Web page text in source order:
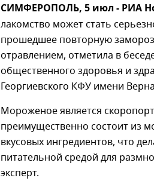
СИМФЕРОПОЛЬ, 5 июл - РИА
лакомство может стать
прошедшее повторную
отравлением, отметила в
общественного здоровья и
Георгиевского КФУ имени
Мороженое является
преимущественно состоит из
вкусовых ингредиентов, что
питательной средой для
эксперт.